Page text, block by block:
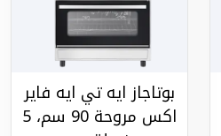
بوتاجاز ايه تي ايه فاير
اكس مروحة 90 سم، 5